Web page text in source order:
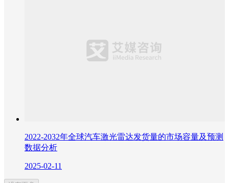
2022-2032年全球汽车激光雷达发货量的市场容量及预测
数据分析
2025-02-11